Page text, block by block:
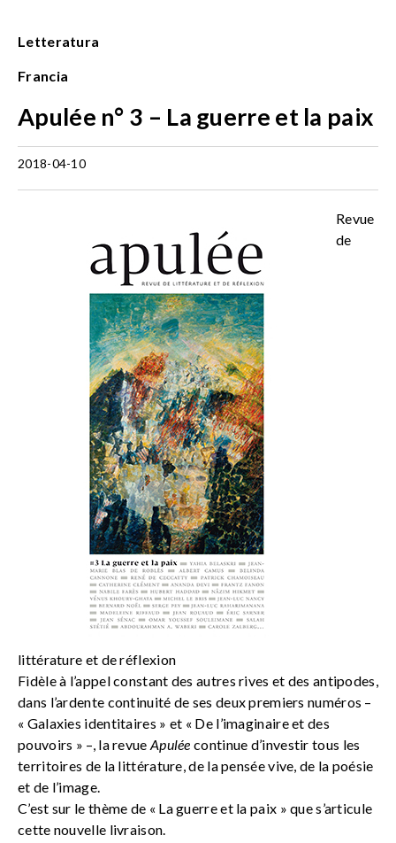
Letteratura
Francia
Apulée n° 3 – La guerre et la paix
2018-04-10
Revue
de
littérature et de réflexion
Fidèle à l’appel constant des autres rives et des antipodes,
dans l’ardente continuité de ses deux premiers numéros –
« Galaxies identitaires » et « De l’imaginaire et des
pouvoirs » –, la revue Apulée continue d’investir tous les
territoires de la littérature, de la pensée vive, de la poésie
et de l’image.
C’est sur le thème de « La guerre et la paix » que s’articule
cette nouvelle livraison.